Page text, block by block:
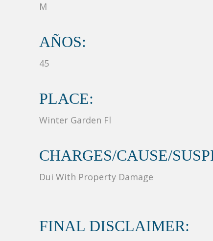
M
AÑOS:
45
PLACE:
Winter Garden Fl
CHARGES/CAUSE/
Dui With Property Damage
FINAL DISCLAIMER: